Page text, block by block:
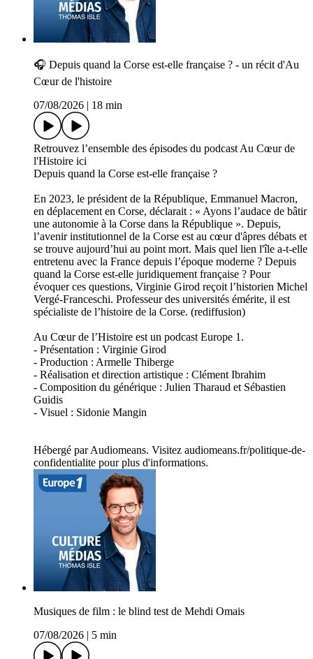
🎧 Depuis quand la Corse est-elle française ? - un récit d'Au
Cœur de l'histoire
07/08/2026
18 min
Retrouvez l’ensemble des épisodes du podcast Au Cœur de
l'Histoire ici
Depuis quand la Corse est-elle française ?
En 2023, le président de la République, Emmanuel Macron,
en déplacement en Corse, déclarait : « Ayons l’audace de bâtir
une autonomie à la Corse dans la République ». Depuis,
l’avenir institutionnel de la Corse est au cœur d'âpres débats et
se trouve aujourd’hui au point mort. Mais quel lien l'île a-t-elle
entretenu avec la France depuis l’époque moderne ? Depuis
quand la Corse est-elle juridiquement française ? Pour
évoquer ces questions, Virginie Girod reçoit l’historien Michel
Vergé-Franceschi. Professeur des universités émérite, il est
spécialiste de l’histoire de la Corse. (rediffusion)
Au Cœur de l’Histoire est un podcast Europe 1.
- Présentation : Virginie Girod
- Production : Armelle Thiberge
- Réalisation et direction artistique : Clément Ibrahim
- Composition du générique : Julien Tharaud et Sébastien
Guidis
- Visuel : Sidonie Mangin
Hébergé par Audiomeans. Visitez audiomeans.fr/politique-de-
confidentialite pour plus d'informations.
Musiques de film : le blind test de Mehdi Omais
07/08/2026
5 min